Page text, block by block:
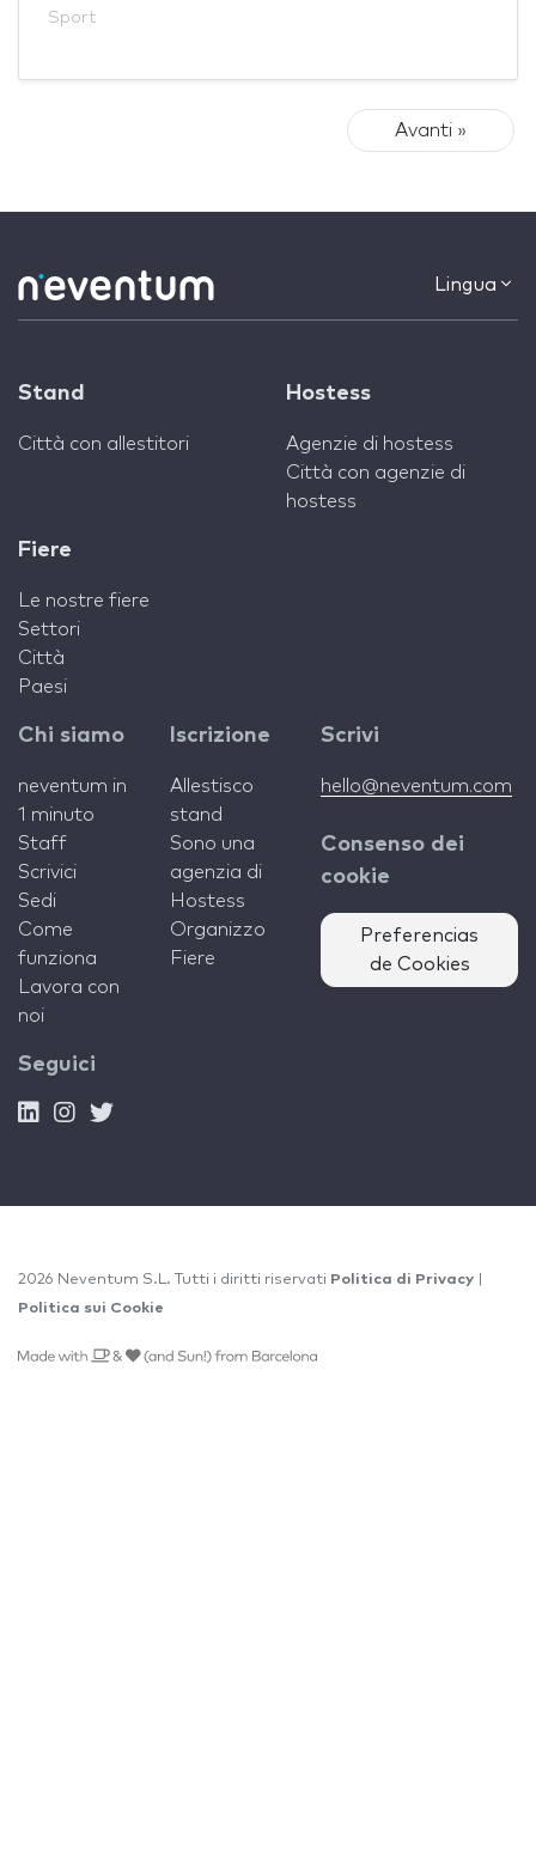
Sport
Avanti »
Lingua
Stand
Città con allestitori
Hostess
Agenzie di hostess
Città con agenzie di
hostess
Fiere
Le nostre fiere
Settori
Città
Paesi
Chi siamo
neventum in
1 minuto
Staff
Scrivici
Sedi
Come
funziona
Lavora con
noi
Iscrizione
Allestisco
stand
Sono una
agenzia di
Hostess
Organizzo
Fiere
Scrivi
hello@neventum.com
Consenso dei
cookie
Preferencias
de Cookies
Seguici
2026 Neventum S.L. Tutti i diritti riservati Politica di Privacy
Politica sui Cookie